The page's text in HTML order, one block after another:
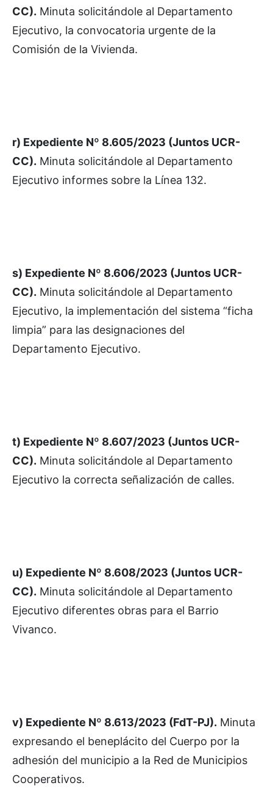
CC). Minuta solicitándole al Departamento
Ejecutivo, la convocatoria urgente de la
Comisión de la Vivienda.
r) Expediente Nº 8.605/2023 (Juntos UCR-
CC). Minuta solicitándole al Departamento
Ejecutivo informes sobre la Línea 132.
s) Expediente Nº 8.606/2023 (Juntos UCR-
CC). Minuta solicitándole al Departamento
Ejecutivo, la implementación del sistema “ficha
limpia” para las designaciones del
Departamento Ejecutivo.
t) Expediente Nº 8.607/2023 (Juntos UCR-
CC). Minuta solicitándole al Departamento
Ejecutivo la correcta señalización de calles.
u) Expediente Nº 8.608/2023 (Juntos UCR-
CC). Minuta solicitándole al Departamento
Ejecutivo diferentes obras para el Barrio
Vivanco.
v) Expediente Nº 8.613/2023 (FdT-PJ). Minuta
expresando el beneplácito del Cuerpo por la
adhesión del municipio a la Red de Municipios
Cooperativos.